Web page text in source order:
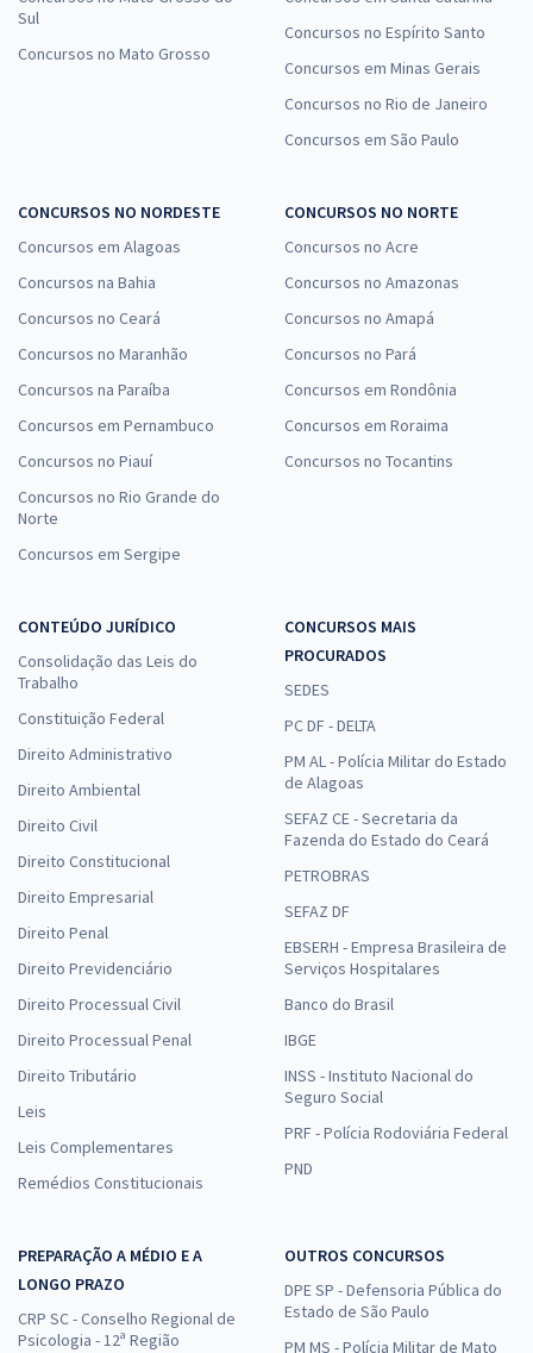
Sul
Concursos no Mato Grosso
Concursos no Espírito Santo
Concursos em Minas Gerais
Concursos no Rio de Janeiro
Concursos em São Paulo
CONCURSOS NO NORDESTE
Concursos em Alagoas
Concursos na Bahia
Concursos no Ceará
Concursos no Maranhão
Concursos na Paraíba
Concursos em Pernambuco
Concursos no Piauí
Concursos no Rio Grande do
Norte
Concursos em Sergipe
CONCURSOS NO NORTE
Concursos no Acre
Concursos no Amazonas
Concursos no Amapá
Concursos no Pará
Concursos em Rondônia
Concursos em Roraima
Concursos no Tocantins
CONTEÚDO JURÍDICO
Consolidação das Leis do
Trabalho
Constituição Federal
Direito Administrativo
Direito Ambiental
Direito Civil
Direito Constitucional
Direito Empresarial
Direito Penal
Direito Previdenciário
Direito Processual Civil
Direito Processual Penal
Direito Tributário
Leis
Leis Complementares
Remédios Constitucionais
CONCURSOS MAIS
PROCURADOS
SEDES
PC DF - DELTA
PM AL - Polícia Militar do Estado
de Alagoas
SEFAZ CE - Secretaria da
Fazenda do Estado do Ceará
PETROBRAS
SEFAZ DF
EBSERH - Empresa Brasileira de
Serviços Hospitalares
Banco do Brasil
IBGE
INSS - Instituto Nacional do
Seguro Social
PRF - Polícia Rodoviária Federal
PND
PREPARAÇÃO A MÉDIO E A
LONGO PRAZO
CRP SC - Conselho Regional de
Psicologia - 12ª Região
OUTROS CONCURSOS
DPE SP - Defensoria Pública do
Estado de São Paulo
PM MS - Polícia Militar de Mato